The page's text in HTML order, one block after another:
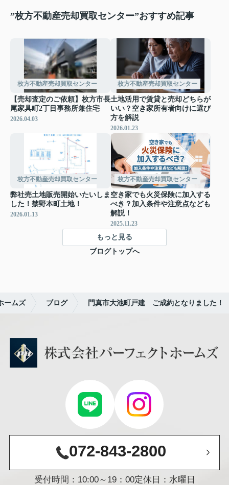
”枚方不動産売却買取センター”おすすめ記事
枚方不動産売却買取センター
【売却査定のご依頼】枚方市長
尾家具町2丁目事務所兼住宅
2026.04.03
枚方不動産売却買取センター
土地活用で賃貸と売却どちらが
いい？空き家所有者向けに選び
方を解説
2026.01.23
枚方不動産売却買取センター
弊社売土地販売開始いたいしま
した！禁野本町土地！
2026.01.13
枚方不動産売却買取センター
空き家でも火災保険に加入する
べき？加入条件や注意点なども
解説！
2025.11.23
もっと見る
ブログトップへ
ームズ ブログ 門真市大池町戸建 ご成約となりました！
072-843-2800
受付時間：10:00～19：00定休日：水曜日